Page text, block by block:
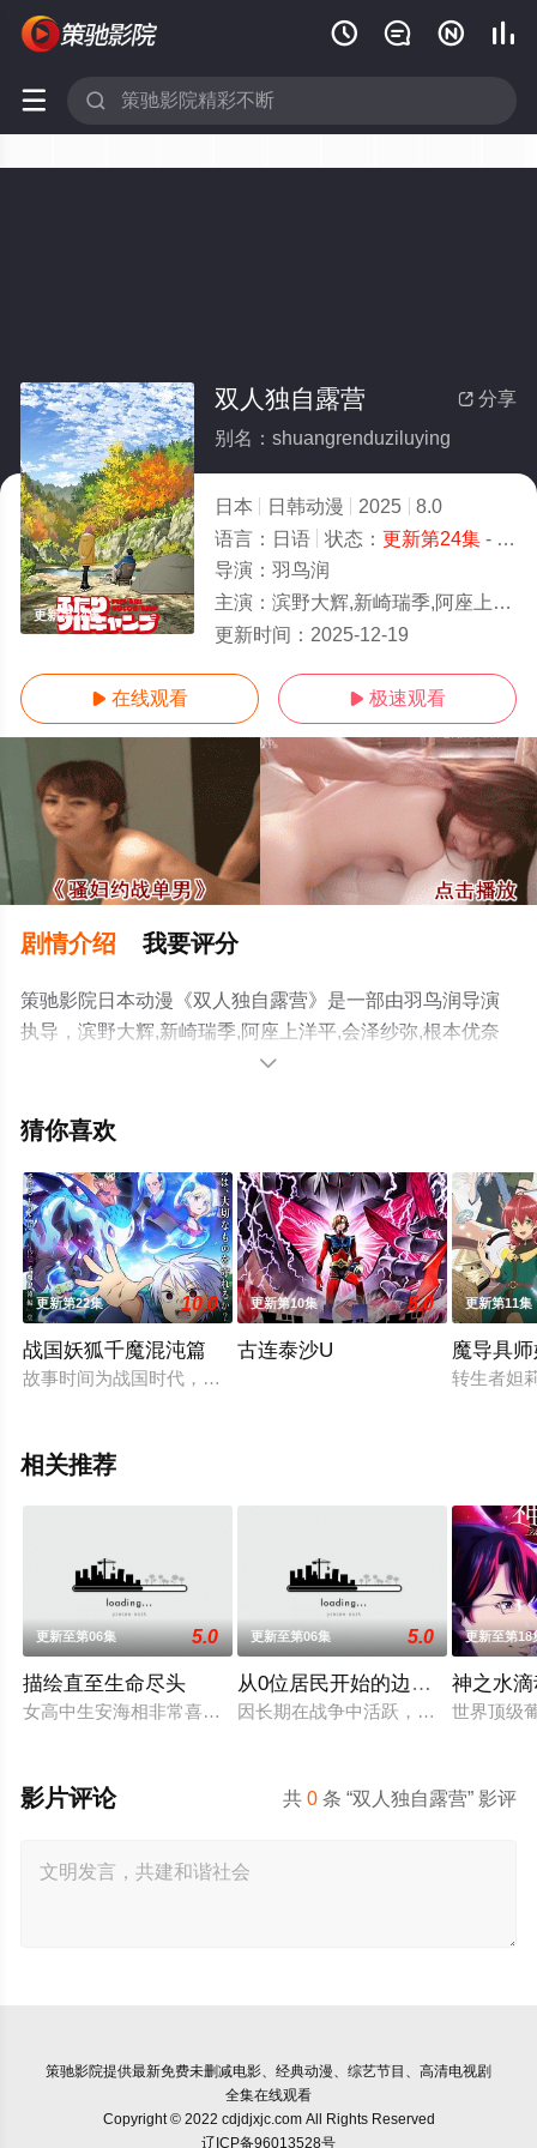
   
 
更新第24集
 分享
双人独自露营
别名：shuangrenduziluying
日本 日韩动漫 2025
8.0
语言： 日语 状态： 更新第24集- 免费在线观看
导演： 羽鸟润
主演： 滨野大辉,新崎瑞季,阿座上洋平,会泽纱弥,根本优奈
更新时间： 2025-12-19
 在线观看  极速观看
剧情介绍 我要评分
策驰影院日本动漫《双人独自露营》是一部由羽鸟润导演
执导，滨野大辉,新崎瑞季,阿座上洋平,会泽纱弥,根本优奈
等演员精彩演绎的日本动漫，手机免费观看高清无删减完
瓣动漫、电视猫或剧情网等平台了解。

猜你喜欢
更新第22集 10.0
战国妖狐千魔混沌篇
故事时间为战国时代，世上具有各种魑魅魍魉、异形妖怪等等
更新第10集 5.0
古连泰沙U
更新第11集
魔导具
转生者妲
相关推荐
更新至第06集 5.0
描绘直至生命尽头
女高中生安海相非常喜欢看漫画，尤其是 ☆野0 的《机器太与狸
更新至第06集 5.0
从0位居民开始的边境领主大人
因长期在战争中活跃，而被称为〝
更新至第18
神之水
世界顶级
共0 条 “双人独自露营” 影评
影片评论
策驰影院提供最新免费未删减电影、经典动漫、综艺节目、高清电视剧
全集在线观看
Copyright © 2022 cdjdjxjc.com All Rights Reserved
辽ICP备96013528号